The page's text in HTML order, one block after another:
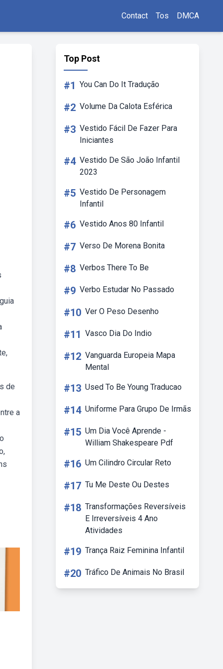
Contact Tos DMCA
de
a
Top Post
#1 You Can Do It Tradução
#2 Volume Da Calota Esférica
#3 Vestido Fácil De Fazer Para
Iniciantes
#4 Vestido De São João Infantil
2023
#5 Vestido De Personagem
Infantil
#6 Vestido Anos 80 Infantil
#7 Verso De Morena Bonita
#8 Verbos There To Be
#9 Verbo Estudar No Passado
#10 Ver O Peso Desenho
#11 Vasco Dia Do Indio
#12 Vanguarda Europeia Mapa
Mental
#13 Used To Be Young Traducao
#14 Uniforme Para Grupo De Irmãs
#15 Um Dia Você Aprende -
William Shakespeare Pdf
#16 Um Cilindro Circular Reto
#17 Tu Me Deste Ou Destes
#18 Transformações Reversíveis
E Irreversíveis 4 Ano
Atividades
#19 Trança Raiz Feminina Infantil
#20 Tráfico De Animais No Brasil